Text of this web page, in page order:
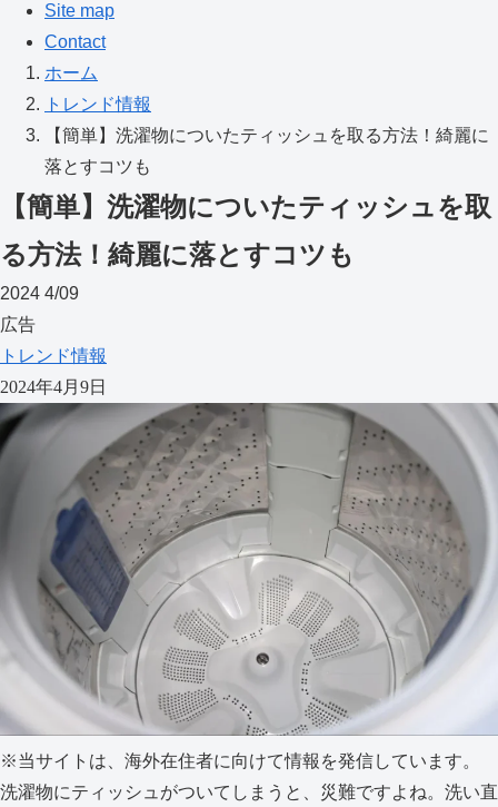
Site map
Contact
ホーム
トレンド情報
【簡単】洗濯物についたティッシュを取る方法！綺麗に
落とすコツも
【簡単】洗濯物についたティッシュを取
る方法！綺麗に落とすコツも
2024 4/09
広告
トレンド情報
2024年4月9日
※当サイトは、海外在住者に向けて情報を発信しています。
洗濯物にティッシュがついてしまうと、災難ですよね。洗い直